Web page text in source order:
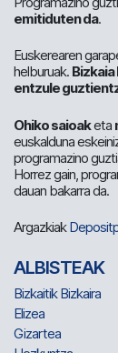
emitiduten da.
Euskerearen
helburuak.
entzule
Ohiko saioaketa
euskalduna
programazino
Horrez gain,
dauan bakarra da.
Argazkiak
ALBISTEAK
Bizkaitik Bizkaira
Elizea
Gizartea